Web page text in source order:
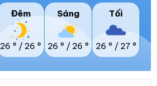
Đêm
26 ° / 26 °
Sáng
26 ° / 26 °
Tối
26 ° / 27 °